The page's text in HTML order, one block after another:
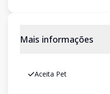
Mais informações
Aceita Pet